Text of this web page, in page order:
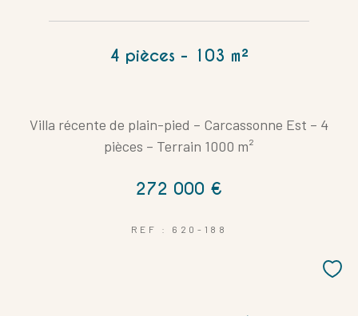
4 pièces - 103 m²
Villa récente de plain-pied – Carcassonne Est – 4
pièces – Terrain 1000 m²
272 000 €
REF : 620-188